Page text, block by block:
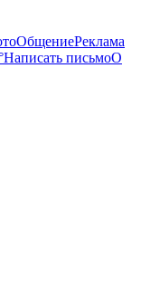
ОбщениеРеклама
Написать письмоО